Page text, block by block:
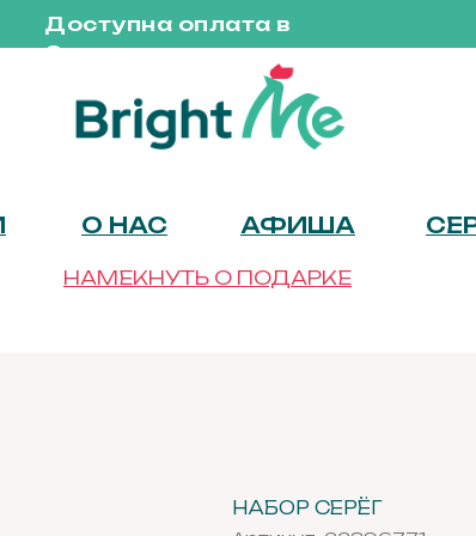
Доступна оплата в
Сплит
О НАС АФИША
НАМЕКНУТЬ О ПОДАРКЕ
НАБОР СЕРЁГ